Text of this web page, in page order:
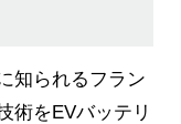
知られるフラン
術をEVバッテリ